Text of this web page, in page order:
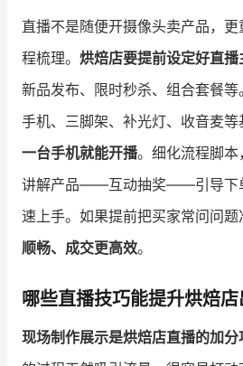
直播不是随便开摄像头卖产品，
程梳理。 烘焙店要提前设定好直
新品发布、限时秒杀、组合套餐等
手机、三脚架、补光灯、收音麦等
一台手机就能开播。细化流程脚
讲解产品——互动抽奖——引导下
速上手。如果提前把买家常问问
顺畅、成交更高效。
哪些直播技巧能提升烘焙店
现场制作展示是烘焙店直播的加分